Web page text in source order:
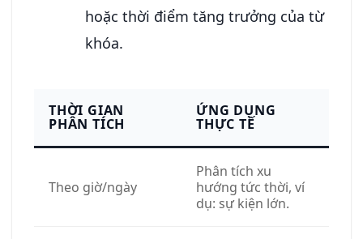
hoặc thời điểm tăng trưởng của từ
khóa.
THỜI GIAN
PHÂN TÍCH
ỨNG DỤNG
THỰC TẾ
Theo giờ/ngày
Phân tích xu
hướng tức thời, ví
dụ: sự kiện lớn.